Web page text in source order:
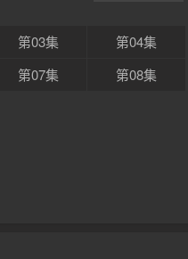
第03集
第04集
第07集 第08集